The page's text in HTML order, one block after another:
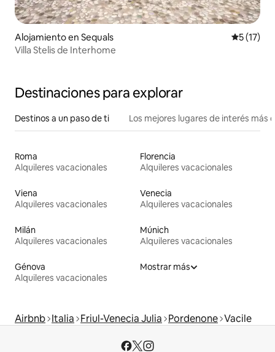
Alojamiento en Sequals
5 (17)
Villa Stelis de Interhome
Destinaciones para explorar
Destinos a un paso de ti Los mejores lugares de interés más
Roma
Alquileres vacacionales
Florencia
Alquileres vacacionales
Viena
Alquileres vacacionales
Venecia
Alquileres vacacionales
Milán
Alquileres vacacionales
Múnich
Alquileres vacacionales
Génova
Alquileres vacacionales
Mostrar más
Airbnb Italia Friul-Venecia Julia Pordenone Vacile